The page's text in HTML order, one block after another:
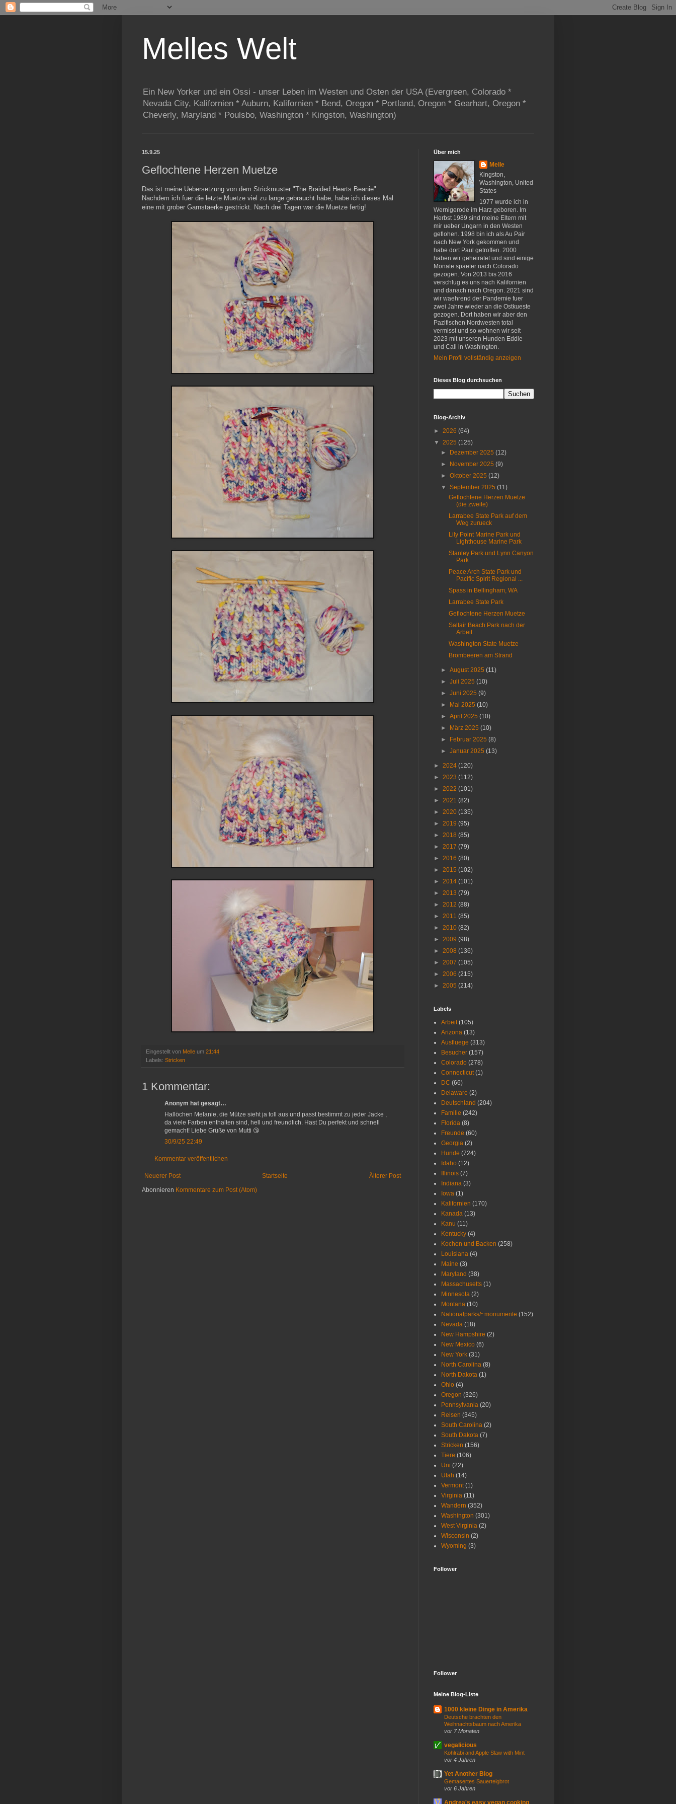
Melles Welt
Ein New Yorker und ein Ossi - unser Leben im Westen und Osten der USA (Evergreen, Colorado *
Nevada City, Kalifornien * Auburn, Kalifornien * Bend, Oregon * Portland, Oregon * Gearhart, Oregon *
Cheverly, Maryland * Poulsbo, Washington * Kingston, Washington)
15.9.25
Geflochtene Herzen Muetze
Das ist meine Uebersetzung von dem Strickmuster "The Braided Hearts Beanie".
Nachdem ich fuer die letzte Muetze viel zu lange gebraucht habe, habe ich dieses Mal
eine mit grober Garnstaerke gestrickt. Nach drei Tagen war die Muetze fertig!
Eingestellt von Melle um 21:44
Labels: Stricken
1 Kommentar:
Anonym hat gesagt…
Hallöchen Melanie, die Mütze sieht ja toll aus und passt bestimmt zu jeder Jacke ,
da viele Farben enthalten sind, hell und freundlich. Hast Du perfekt und schnell
gemacht! Liebe Grüße von Mutti 😘
30/9/25 22:49
Kommentar veröffentlichen
Neuerer Post Älterer Post
Startseite
Abonnieren Kommentare zum Post (Atom)
Über mich
Melle
Kingston,
Washington, United
States
1977 wurde ich in
Wernigerode im Harz geboren. Im
Herbst 1989 sind meine Eltern mit
mir ueber Ungarn in den Westen
geflohen. 1998 bin ich als Au Pair
nach New York gekommen und
habe dort Paul getroffen. 2000
haben wir geheiratet und sind einige
Monate spaeter nach Colorado
gezogen. Von 2013 bis 2016
verschlug es uns nach Kalifornien
und danach nach Oregon. 2021 sind
wir waehrend der Pandemie fuer
zwei Jahre wieder an die Ostkueste
gezogen. Dort haben wir aber den
Pazifischen Nordwesten total
vermisst und so wohnen wir seit
2023 mit unseren Hunden Eddie
und Cali in Washington.
Mein Profil vollständig anzeigen
Dieses Blog durchsuchen
Blog-Archiv
► 2026 (64)
▼ 2025 (125)
►
Dezember 2025(12)
►
November 2025(9)
►Oktober 2025(12)
▼September 2025(11)
Geflochtene Herzen Muetze
(die zweite)
Larrabee State Park auf dem
Weg zurueck
Lily Point Marine Park und
Lighthouse Marine Park
Stanley Park und Lynn Canyon
Park
Peace Arch State Park und
Pacific Spirit Regional ...
Spass in Bellingham, WA
Larrabee State Park
Geflochtene Herzen Muetze
Saltair Beach Park nach der
Arbeit
Washington State Muetze
Brombeeren am Strand
►August 2025(11)
►Juli 2025(10)
►Juni 2025(9)
►
Mai 2025(10)
►April 2025(10)
►
März 2025(10)
►
Februar 2025(8)
►Januar 2025(13)
► 2024 (120)
► 2023 (112)
► 2022 (101)
► 2021 (82)
► 2020 (135)
► 2019 (95)
► 2018 (85)
► 2017 (79)
► 2016 (80)
► 2015 (102)
► 2014 (101)
► 2013 (79)
► 2012 (88)
► 2011 (85)
► 2010 (82)
► 2009 (98)
► 2008 (136)
► 2007 (105)
► 2006 (215)
► 2005 (214)
Labels
Arbeit (105)
Arizona (13)
Ausfluege (313)
Besucher (157)
Colorado (278)
Connecticut (1)
DC (66)
Delaware (2)
Deutschland (204)
Familie (242)
Florida (8)
Freunde (60)
Georgia (2)
Hunde (724)
Idaho (12)
Illinois (7)
Indiana (3)
Iowa (1)
Kalifornien (170)
Kanada (13)
Kanu (11)
Kentucky (4)
Kochen und Backen (258)
Louisiana (4)
Maine (3)
Maryland (38)
Massachusetts (1)
Minnesota (2)
Montana (10)
Nationalparks/~monumente (152)
Nevada (18)
New Hampshire (2)
New Mexico (6)
New York (31)
North Carolina (8)
North Dakota (1)
Ohio (4)
Oregon (326)
Pennsylvania (20)
Reisen (345)
South Carolina (2)
South Dakota (7)
Stricken (156)
Tiere (106)
Uni (22)
Utah (14)
Vermont (1)
Virginia (11)
Wandern (352)
Washington (301)
West Virginia (2)
Wisconsin (2)
Wyoming (3)
Follower
Follower
Meine Blog-Liste
1000 kleine Dinge in Amerika
Deutsche brachten den
Weihnachtsbaum nach Amerika
vor 7 Monaten
vegalicious
Kohlrabi and Apple Slaw with Mint
vor 4 Jahren
Yet Another Blog
Gemasertes Sauerteigbrot
vor 6 Jahren